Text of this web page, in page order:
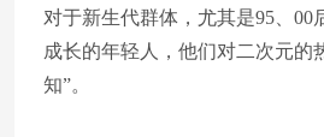
对于新生代群体，尤其是95、00
成长的年轻人，他们对二次元的
知”。